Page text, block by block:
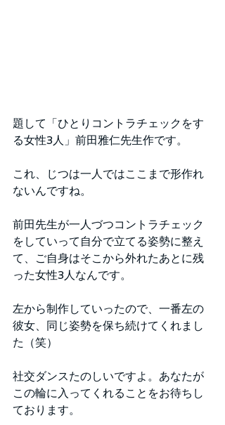
題して「ひとりコントラチェックをす
る女性3人」前田雅仁先生作です。
これ、じつは一人ではここまで形作れ
ないんですね。
前田先生が一人づつコントラチェック
をしていって自分で立てる姿勢に整え
て、ご自身はそこから外れたあとに残
った女性3人なんです。
左から制作していったので、一番左の
彼女、同じ姿勢を保ち続けてくれまし
た（笑）
社交ダンスたのしいですよ。あなたが
この輪に入ってくれることをお待ちし
ております。